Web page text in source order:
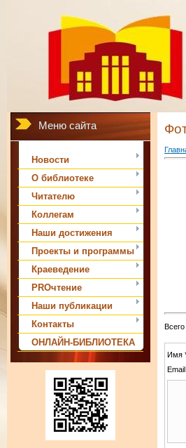
Меню сайта
Новости
О библиотеке
Читателю
Коллегам
Наши достижения
Проекты и программы
Краеведение
PROчтение
Наши публикации
Контакты
ОНЛАЙН-БИБЛИОТЕКА
Имя